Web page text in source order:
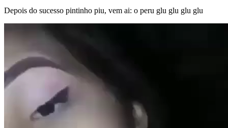
Depois do sucesso pintinho piu, vem ai: o peru glu glu glu glu